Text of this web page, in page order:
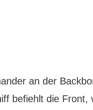
an der
befiehlt die Front,